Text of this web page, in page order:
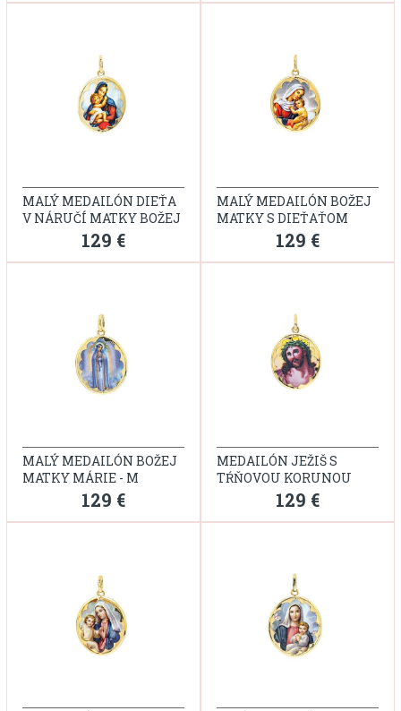
MALÝ MEDAILÓN DIEŤA
V NÁRUČÍ MATKY BOŽEJ
129 €
MALÝ MEDAILÓN BOŽEJ
MATKY S DIEŤAŤOM
129 €
MALÝ MEDAILÓN BOŽEJ
MATKY MÁRIE - M
129 €
MEDAILÓN JEŽIŠ S
TŔŇOVOU KORUNOU
129 €